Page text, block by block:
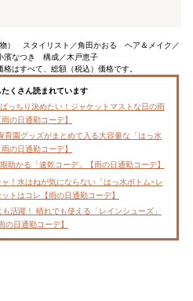
） スタイリスト／角田かおる ヘア＆メイク／
なつき 構成／木戸恵子
はすべて、総額（税込）価格です。
くさん読まれています
っちり決めたい！ジャケットマストな日の雨
の日通勤コーデ】
育園グッズがまとめて入る大容量な「はっ水
の日通勤コーデ】
助かる「速乾コーデ」【雨の日通勤コーデ】
！水はねが気にならない「はっ水ボトム×レ
トはコレ【雨の日通勤コーデ】
活躍！ 晴れでも使える「レインシューズ」
の日通勤コーデ】